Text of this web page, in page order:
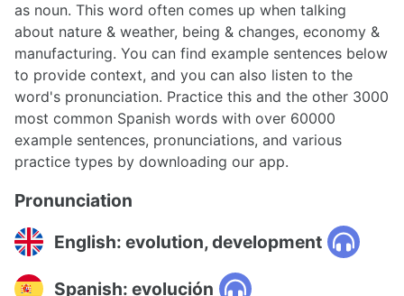
as noun. This word often comes up when talking
about nature & weather, being & changes, economy &
manufacturing. You can find example sentences below
to provide context, and you can also listen to the
word's pronunciation. Practice this and the other 3000
most common Spanish words with over 60000
example sentences, pronunciations, and various
practice types by downloading our app.
Pronunciation
English: evolution, development
Spanish: evolución